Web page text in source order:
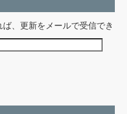
、更新をメールで受信でき